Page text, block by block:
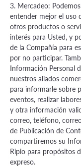
3. Mercadeo:
entender mejor el uso
otros productos o
interés para Usted, y
de la Compañía para
por no participar.
Información Personal
nuestros aliados
para informarle sobre
eventos, realizar
y otra información
correo, teléfono,
de Publicación de
compartiremos su
Ripio para propósitos
expreso.